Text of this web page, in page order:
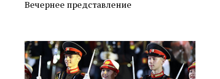
Вечернее представление